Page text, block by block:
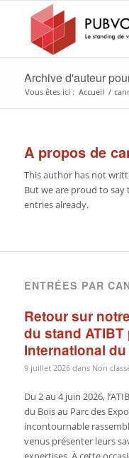
Archive d'auteur
Vous êtes ici : Accueil /
A propos de
This author has not
But we are proud to say
entries already.
ENTRÉES PAR
Retour sur
du stand
International
9 juillet 2026 dans Non
Du 2 au 4 juin 2026,
du Bois au Parc des
incontournable
venus présenter leurs